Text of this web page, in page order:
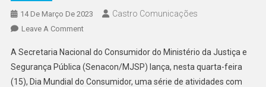
14 De Março De 2023 Castro Comunicações
Leave A Comment
A Secretaria Nacional do Consumidor do Ministério da Justiça e
Segurança Pública (Senacon/MJSP) lança, nesta quarta-feira
(15), Dia Mundial do Consumidor, uma série de atividades com